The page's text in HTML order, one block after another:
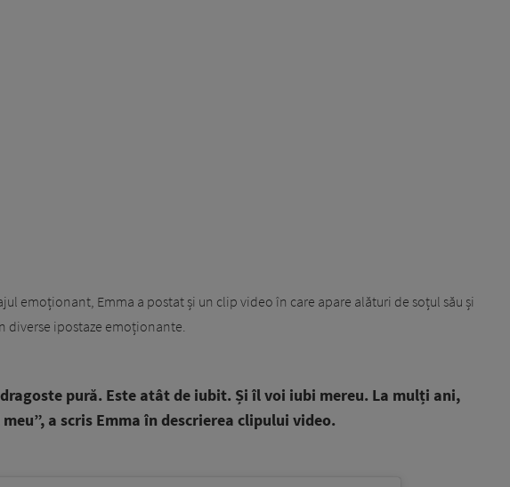
emoționant, Emma a postat și un clip video în care apare alături de soțul său și
diverse ipostaze emoționante.
pură. Este atât de iubit. Și îl voi iubi mereu. La mulți ani,
a scris Emma în descrierea clipului video.